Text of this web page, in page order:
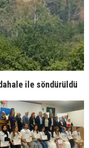
ile söndürüldü